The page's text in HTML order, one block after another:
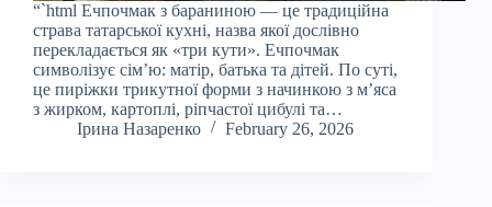
“`html Ечпочмак з бараниною — це традиційна
страва татарської кухні, назва якої дослівно
перекладається як «три кути». Ечпочмак
символізує сім’ю: матір, батька та дітей. По суті,
це пиріжки трикутної форми з начинкою з м’яса
з жирком, картоплі, ріпчастої цибулі та…
Ірина Назаренко
February 26, 2026